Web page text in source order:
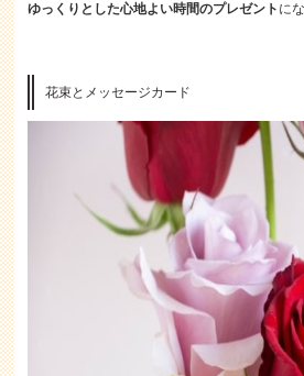
ゆっくりとした心地よい時間のプレゼント に
花束とメッセージカード